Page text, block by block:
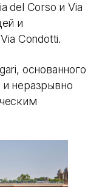
del Corso и Via
и
Condotti.
основанного
неразрывно